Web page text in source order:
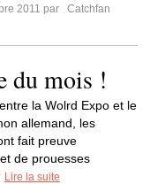
2011 par
Catchfan
du mois !
la Wolrd Expo et le
allemand, les
fait preuve
de prouesses
Lire la suite